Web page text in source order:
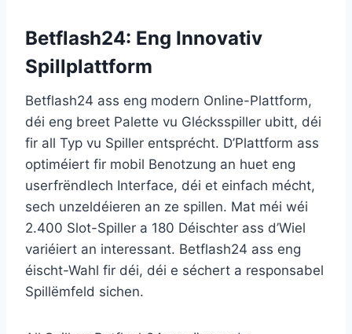
Betflash24: Eng Innovativ
Spillplattform
Betflash24 ass eng modern Online-Plattform,
déi eng breet Palette vu Glécksspiller ubitt, déi
fir all Typ vu Spiller entsprécht. D’Plattform ass
optiméiert fir mobil Benotzung an huet eng
userfrëndlech Interface, déi et einfach mécht,
sech unzeldéieren an ze spillen. Mat méi wéi
2.400 Slot-Spiller a 180 Déischter ass d’Wiel
variéiert an interessant. Betflash24 ass eng
éischt-Wahl fir déi, déi e séchert a responsabel
Spillëmfeld sichen.